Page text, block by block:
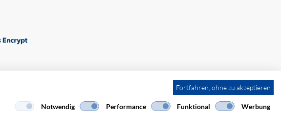
Fortfahren, ohne zu akzeptieren
Notwendig Performance Funktional Werbung